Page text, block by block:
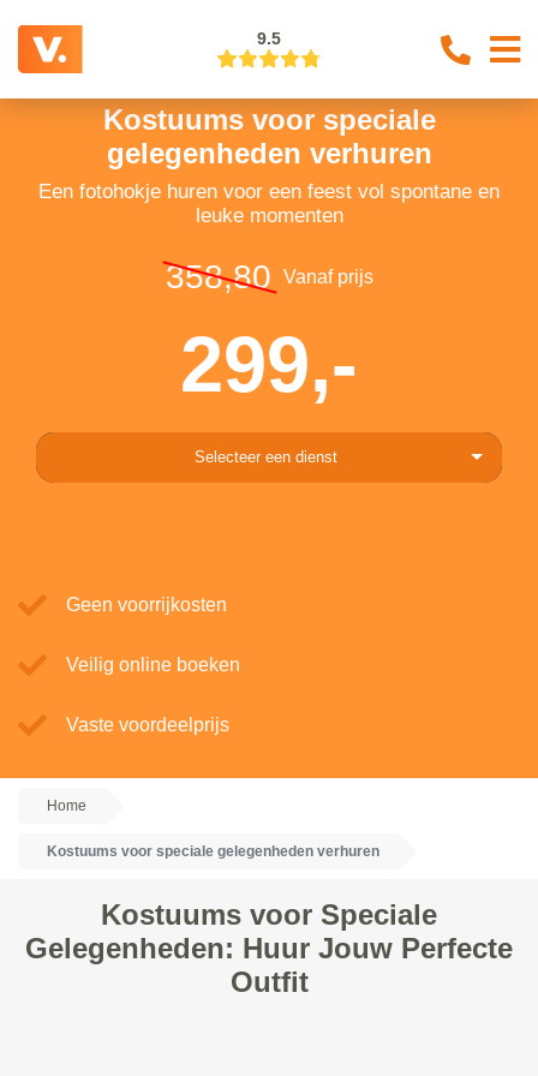
9.5
Kostuums voor speciale
gelegenheden verhuren
Een fotohokje huren voor een feest vol spontane en
leuke momenten
358,80 Vanaf prijs
299,-
Selecteer een dienst
Geen voorrijkosten
Veilig online boeken
Vaste voordeelprijs
Home
Kostuums voor speciale gelegenheden verhuren
Kostuums voor Speciale
Gelegenheden: Huur Jouw Perfecte
Outfit